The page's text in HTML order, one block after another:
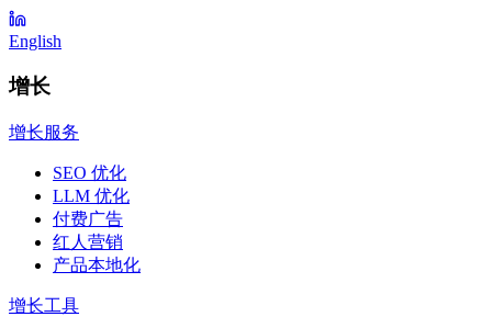
English
增长
增长服务
SEO 优化
LLM 优化
付费广告
红人营销
产品本地化
增长工具